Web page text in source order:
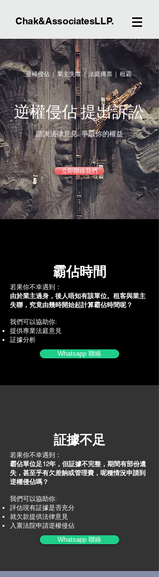
Chak&AssociatesLLP.
逆權侵佔 | 業主失蹤 | 法庭傳票 | 租霸
逆權侵佔 提出訴訟
諮詢法律意見 爭取你的權益
立即聯絡我們
霸佔時間
若果你不幸遇到：
由於業主過身，後人唔知有該單位。租客與業主
失聯，究竟由幾時開始起計算霸佔時間呢？
我們可以協助你:
提供專業法庭意見
証據分析
Whatsapp 聯絡
証據不足
若果你不幸遇到：
霸佔單位足12年，但証據不完整，期間有部份遺
失，甚至乎有欠差餉或管理費，呢種情況申請到
逆權侵佔嗎？
我們可以協助你:
評估現有証據是否充分
就欠款提供法律意見
入禀法院申請逆權侵佔
Whatsapp 聯絡